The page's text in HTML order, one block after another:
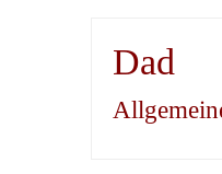
Dad